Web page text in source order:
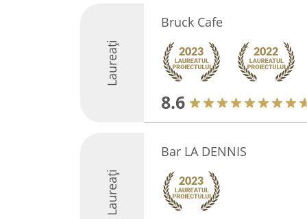
Laureați
Bruck Cafe
8.6
Laureați
Bar LA DENNIS